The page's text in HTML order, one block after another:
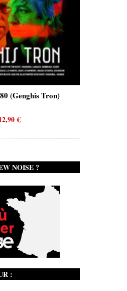
(Genghis Tron)
€
NOISE ?
: